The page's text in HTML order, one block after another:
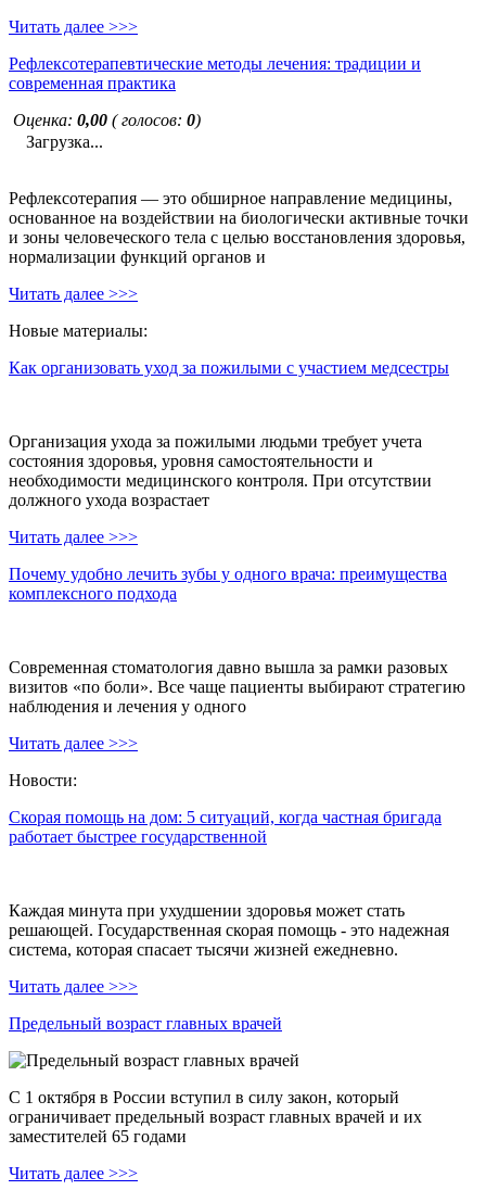
Читать далее >>>
Рефлексотерапевтические методы лечения: традиции и
современная практика
Оценка: 0,00 ( голосов: 0)
Загрузка...
Рефлексотерапия — это обширное направление медицины,
основанное на воздействии на биологически активные точки
и зоны человеческого тела с целью восстановления здоровья,
нормализации функций органов и
Читать далее >>>
Новые материалы:
Как организовать уход за пожилыми с участием медсестры
Организация ухода за пожилыми людьми требует учета
состояния здоровья, уровня самостоятельности и
необходимости медицинского контроля. При отсутствии
должного ухода возрастает
Читать далее >>>
Почему удобно лечить зубы у одного врача: преимущества
комплексного подхода
Современная стоматология давно вышла за рамки разовых
визитов «по боли». Все чаще пациенты выбирают стратегию
наблюдения и лечения у одного
Читать далее >>>
Новости:
Скорая помощь на дом: 5 ситуаций, когда частная бригада
работает быстрее государственной
Каждая минута при ухудшении здоровья может стать
решающей. Государственная скорая помощь - это надежная
система, которая спасает тысячи жизней ежедневно.
Читать далее >>>
Предельный возраст главных врачей
С 1 октября в России вступил в силу закон, который
ограничивает предельный возраст главных врачей и их
заместителей 65 годами
Читать далее >>>